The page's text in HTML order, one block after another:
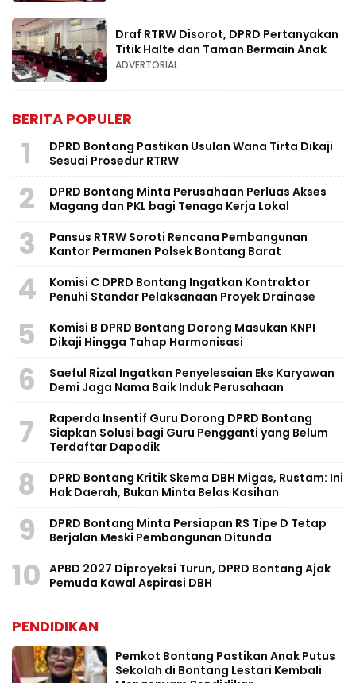
Draf RTRW Disorot, DPRD Pertanyakan
Titik Halte dan Taman Bermain Anak
ADVERTORIAL
BERITA POPULER
1
DPRD Bontang Pastikan Usulan Wana Tirta Dikaji
Sesuai Prosedur RTRW
2
DPRD Bontang Minta Perusahaan Perluas Akses
Magang dan PKL bagi Tenaga Kerja Lokal
3
Pansus RTRW Soroti Rencana Pembangunan
Kantor Permanen Polsek Bontang Barat
4
Komisi C DPRD Bontang Ingatkan Kontraktor
Penuhi Standar Pelaksanaan Proyek Drainase
5
Komisi B DPRD Bontang Dorong Masukan KNPI
Dikaji Hingga Tahap Harmonisasi
6
Saeful Rizal Ingatkan Penyelesaian Eks Karyawan
Demi Jaga Nama Baik Induk Perusahaan
7
Raperda Insentif Guru Dorong DPRD Bontang
Siapkan Solusi bagi Guru Pengganti yang Belum
Terdaftar Dapodik
8
DPRD Bontang Kritik Skema DBH Migas, Rustam: Ini
Hak Daerah, Bukan Minta Belas Kasihan
9
DPRD Bontang Minta Persiapan RS Tipe D Tetap
Berjalan Meski Pembangunan Ditunda
10 APBD 2027 Diproyeksi Turun, DPRD Bontang Ajak
Pemuda Kawal Aspirasi DBH
PENDIDIKAN
Pemkot Bontang Pastikan Anak Putus
Sekolah di Bontang Lestari Kembali